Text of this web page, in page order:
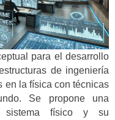
para el desarrollo
de ingeniería
en la física con técnicas
Se propone una
sistema físico y su